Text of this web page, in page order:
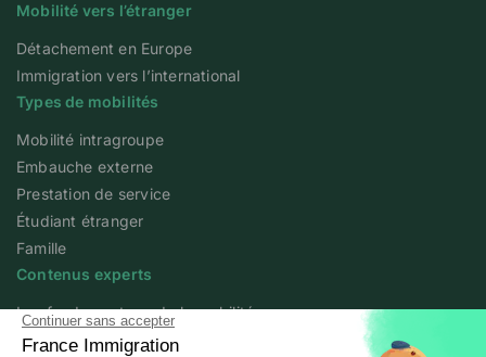
Mobilité vers l’étranger
Détachement en Europe
Immigration vers l’international
Types de mobilités
Mobilité intragroupe
Embauche externe
Prestation de service
Étudiant étranger
Famille
Contenus experts
Les fondamentaux de la mobilité
Articles experts